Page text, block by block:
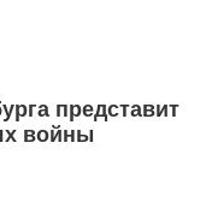
представит
войны